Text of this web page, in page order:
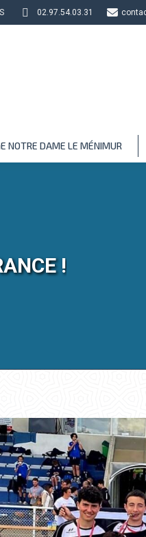
02.97.54.03.31
NOTRE DAME LE MÉNIMUR
!